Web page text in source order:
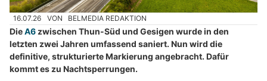
16.07.26 VON BELMEDIA REDAKTION
DieA6 zwischen Thun-Süd und Gesigen wurde in den
letzten zwei Jahren umfassend saniert. Nun wird die
definitive, strukturierte Markierung angebracht. Dafür
kommt es zu Nachtsperrungen.